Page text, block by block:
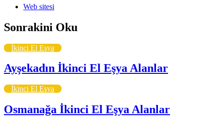
Web sitesi
Sonrakini Oku
İkinci El Eşya
Ayşekadın İkinci El Eşya Alanlar
İkinci El Eşya
Osmanağa İkinci El Eşya Alanlar